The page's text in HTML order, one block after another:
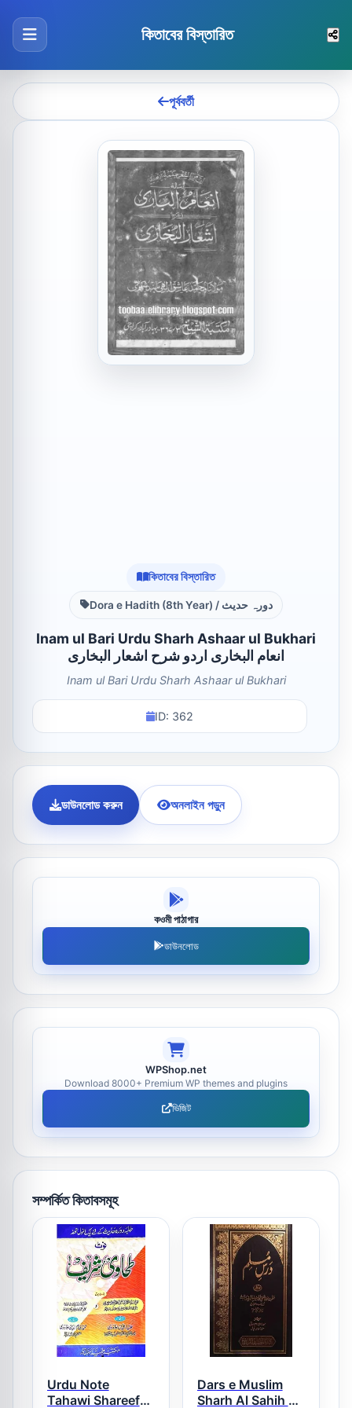
কিতাবের বিস্তারিত
পূর্ববর্তী
কিতাবের বিস্তারিত
Dora e Hadith (8th Year) / دورہ حدیث
Inam ul Bari Urdu Sharh Ashaar ul Bukhari
انعام البخاری اردو شرح اشعار البخاری
Inam ul Bari Urdu Sharh Ashaar ul Bukhari
ID: 362
ডাউনলোড করুন অনলাইন পড়ুন
কওমী পাঠাগার
ডাউনলোড
WPShop.net
Download 8000+ Premium WP themes and plugins
ভিজিট
সম্পর্কিত কিতাবসমূহ
Urdu Note
Tahawi Shareef
Dars e Muslim
Sharh Al Sahih al